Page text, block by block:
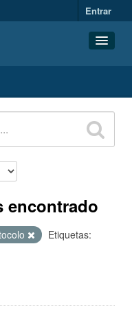
Entrar
encontrado
Etiquetas: